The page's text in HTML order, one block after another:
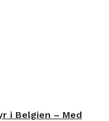
i Belgien – Med